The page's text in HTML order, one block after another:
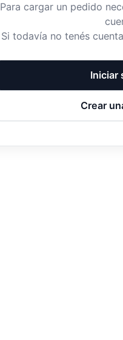
Para cargar un pedido
Si todavía no tenés
Iniciar
Crear